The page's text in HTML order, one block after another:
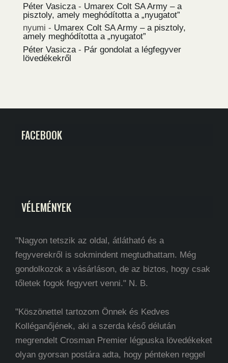
Péter Vasicza - Umarex Colt SA Army – a
pisztoly, amely meghódította a „nyugatot”
nyumi - Umarex Colt SA Army – a pisztoly,
amely meghódította a „nyugatot”
Péter Vasicza - Pár gondolat a légfegyver
lövedékekről
FACEBOOK
VÉLEMÉNYEK
"Nagyon tetszik az oldal, átlátható és a
fegyverekről is sokmindent megtudhattam. Még
gondolkozok a vásárláson, de az biztos, hogy csak
tőletek fogok fegyvert venni." N. B.
"Köszönettel tartozom Önnek és Kedves
Kolléganőjének, aki a szerda késő délután
megrendelt Crosman Premier légpuska lövedékeket
olyan gyorsan postára adta, hogy pénteken reggel